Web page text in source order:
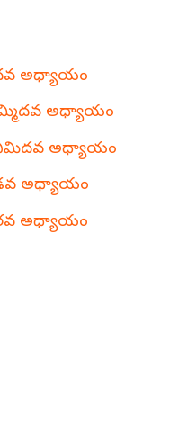
అధ్యాయం
అధ్యాయం
అధ్యాయం
అధ్యాయం
అధ్యాయం